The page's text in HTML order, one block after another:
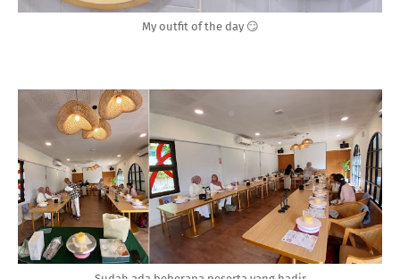
My outfit of the day 😏